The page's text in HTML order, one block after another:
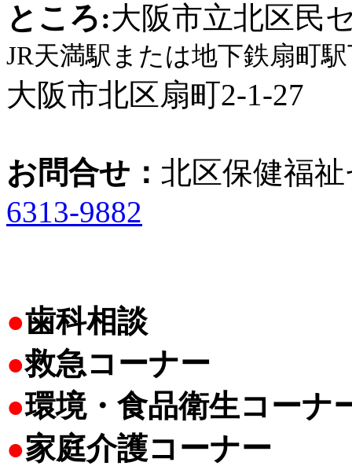
ところ:大阪市立北区民
JR天満駅または地下鉄扇町
大阪市北区扇町2-1-27
お問合せ： 北区保健福
6313-9882
●歯科相談
●救急コーナー
●環境・食品衛生コーナ
●家庭介護コーナー